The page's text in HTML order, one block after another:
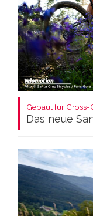
Gebaut für
Das neue